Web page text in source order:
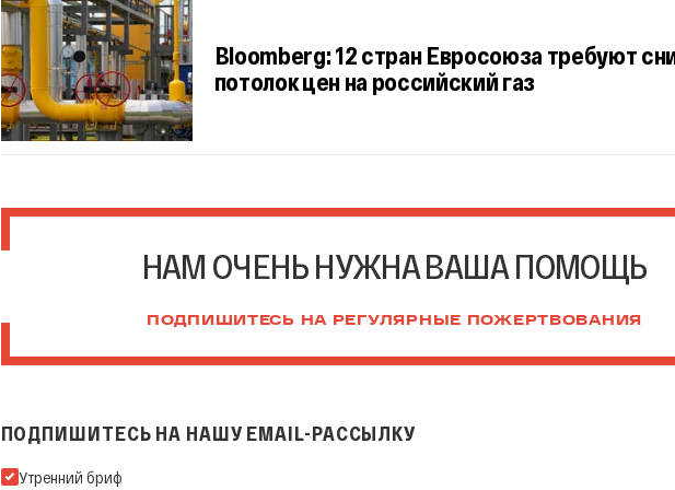
Bloomberg: 12 стран Евросоюза требуют
потолок цен на российский газ
НАМ ОЧЕНЬ НУЖНА ВАША ПОМОЩЬ
ПОДПИШИТЕСЬ НА РЕГУЛЯРНЫЕ ПОЖЕРТВОВАНИЯ
ПОДПИШИТЕСЬ НА НАШУ EMAIL-РАССЫЛКУ
Подпишитесь на нашу Email-рассылку
Утренний бриф